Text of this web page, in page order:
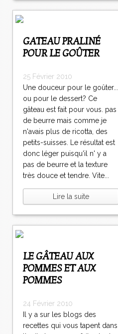
GATEAU PRALINÉ
POUR LE GOÛTER
25 Février 2010
Une douceur pour le goûter...
ou pour le dessert? Ce
gâteau est fait pour vous. pas
de beurre mais comme je
n'avais plus de ricotta, des
petits-suisses. Le résultat est
donc léger puisqu'il n' y a
pas de beurre et la texture
très douce et tendre. Vite...
Lire la suite
LE GÂTEAU AUX
POMMES ET AUX
POMMES
24 Février 2010
Il y a sur les blogs des
recettes qui vous tapent dans